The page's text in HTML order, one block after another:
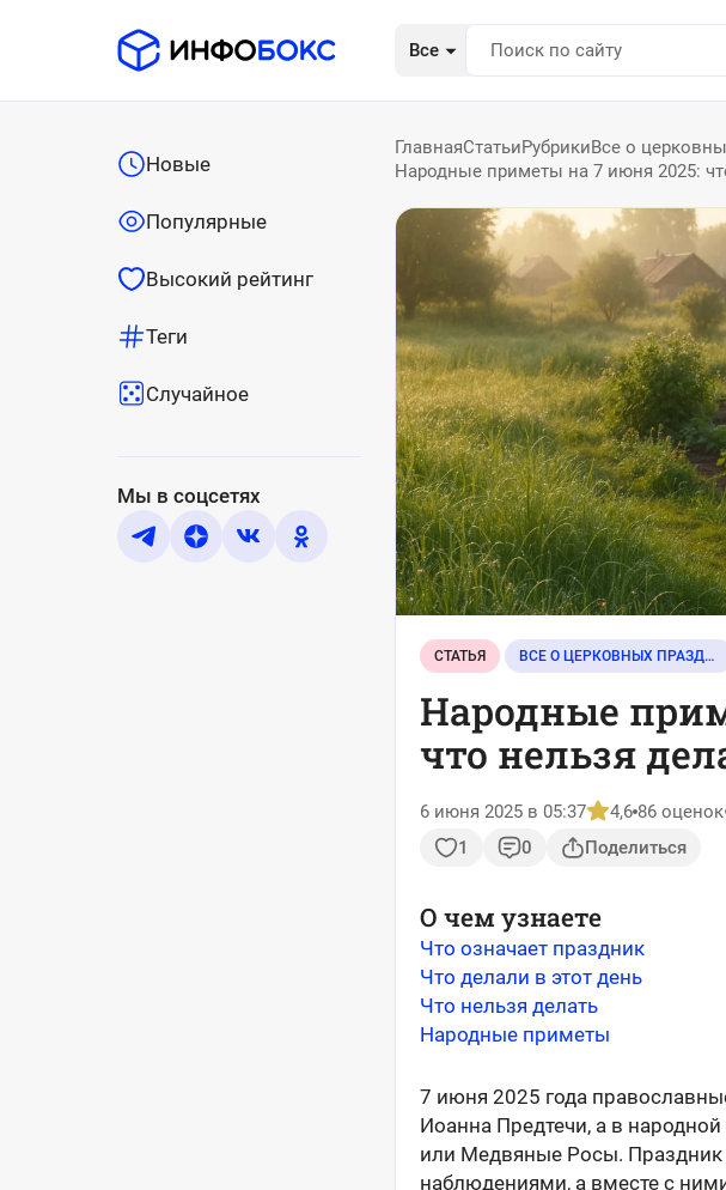
Все
Новые
Популярные
Высокий рейтинг
Теги
Случайное
Мы в соцсетях
ГлавнаяСтатьиРубрикиВсе о
Народные приметы на 7 июня 2025:
СТАТЬЯ ВСЕ О ЦЕРКОВНЫХ ПРАЗДНИКАХ
Народные
что нельзя
6 июня 2025 в 05:37 4,6 86 оценок
1
0 Поделиться
О чем узнаете
Что означает праздник
Что делали в этот день
Что нельзя делать
Народные приметы
7 июня 2025 года
Иоанна Предтечи, а в
или Медвяные Росы.
наблюдениями, а вместе с